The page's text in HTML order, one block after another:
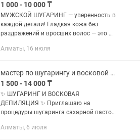
1 000 - 10 000 ₸
МУЖСКОЙ ШУГАРИНГ — уверенность в
каждой детали! Гладкая кожа без
раздражений и вросших волос — это не
Работаю с мужчинами. Комфортная и
Алматы, 16 июля
мастер по шугарингу и восковой депиляции женский
1 500 - 14 000 ₸
✨ ШУГАРИНГ И ВОСКОВАЯ
ДЕПИЛЯЦИЯ ✨ Приглашаю на
процедуры шугаринга сахарной пастой
аккуратно, бережно и с заботой о
Алматы, 6 июля